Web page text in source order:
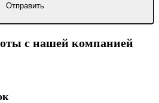
с нашей компанией